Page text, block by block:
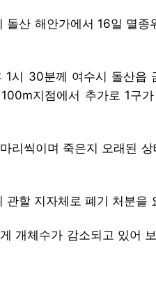
산 해안가에서 16일 멸종
시 30분께 여수시 돌산읍
지점에서 추가로 1구
리씩이며 죽은지 오래된
할 지자체로 폐기 처분을
개체수가 감소되고 있어